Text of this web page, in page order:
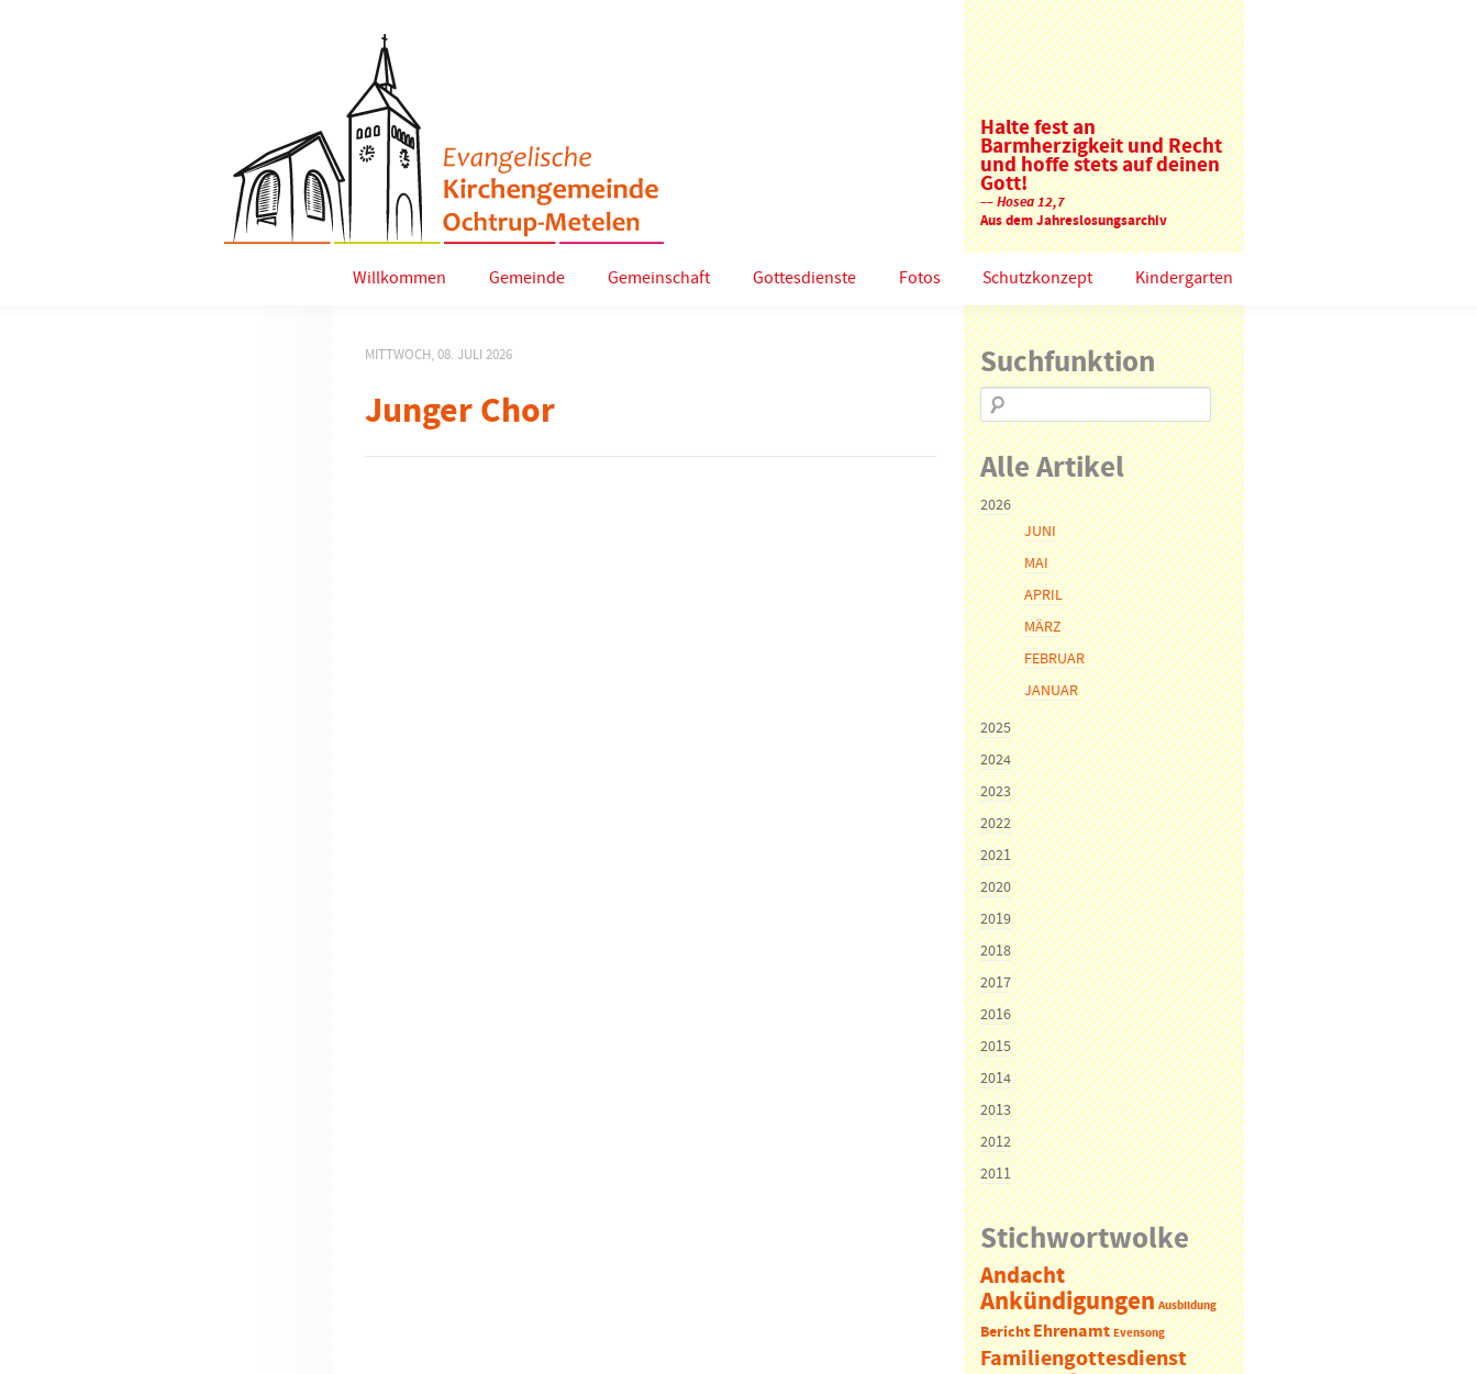
Halte fest an
Barmherzigkeit und Recht
und hoffe stets auf deinen
Gott!
–– Hosea 12,7
Aus dem Jahreslosungsarchiv
Willkommen Gemeinde Gemeinschaft Gottesdienste Fotos Schutzkonzept Kindergarten
MITTWOCH, 08. JULI 2026
Junger Chor
Suchfunktion
Alle Artikel
2026
JUNI
MAI
APRIL
MÄRZ
FEBRUAR
JANUAR
2025
2024
2023
2022
2021
2020
2019
2018
2017
2016
2015
2014
2013
2012
2011
Stichwortwolke
Andacht
Ankündigungen Ausbildung
Bericht Ehrenamt Evensong
Familiengottesdienst